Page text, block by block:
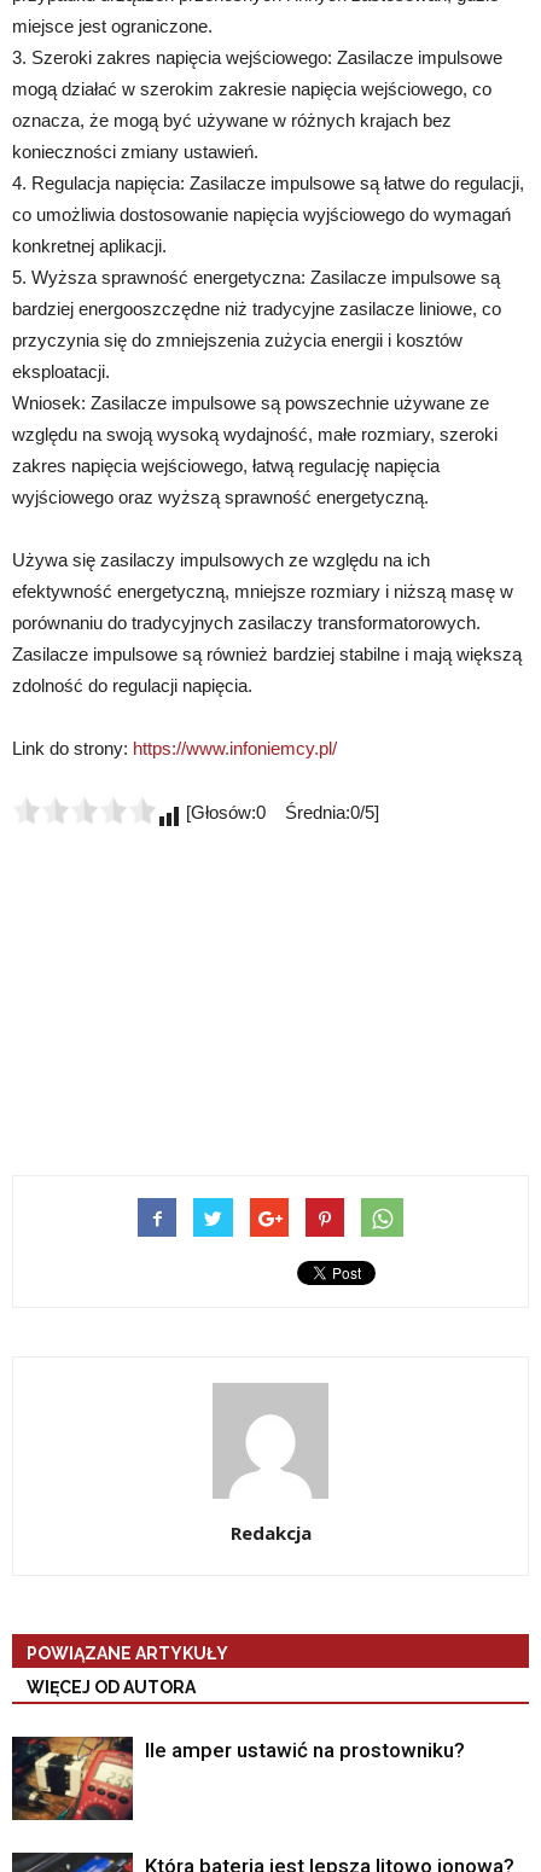
miejsce jest ograniczone.
3. Szeroki zakres napięcia wejściowego: Zasilacze impulsowe
mogą działać w szerokim zakresie napięcia wejściowego, co
oznacza, że mogą być używane w różnych krajach bez
konieczności zmiany ustawień.
4. Regulacja napięcia: Zasilacze impulsowe są łatwe do regulacji,
co umożliwia dostosowanie napięcia wyjściowego do wymagań
konkretnej aplikacji.
5. Wyższa sprawność energetyczna: Zasilacze impulsowe są
bardziej energooszczędne niż tradycyjne zasilacze liniowe, co
przyczynia się do zmniejszenia zużycia energii i kosztów
eksploatacji.
Wniosek: Zasilacze impulsowe są powszechnie używane ze
względu na swoją wysoką wydajność, małe rozmiary, szeroki
zakres napięcia wejściowego, łatwą regulację napięcia
wyjściowego oraz wyższą sprawność energetyczną.
Używa się zasilaczy impulsowych ze względu na ich
efektywność energetyczną, mniejsze rozmiary i niższą masę w
porównaniu do tradycyjnych zasilaczy transformatorowych.
Zasilacze impulsowe są również bardziej stabilne i mają większą
zdolność do regulacji napięcia.
Link do strony: https://www.infoniemcy.pl/
[Głosów:0 Średnia:0/5]
Redakcja
POWIĄZANE ARTYKUŁY
WIĘCEJ OD AUTORA
Ile amper ustawić na prostowniku?
Która bateria jest lepsza litowo jonowa?